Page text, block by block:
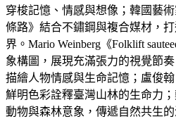
穿梭記憶、情感與想像；韓國藝
條路》結合不鏽鋼與複合媒材，
界。Mario Weinberg《Folklift
象構圖，展現充滿張力的視覺節
描繪人物情感與生命記憶；盧俊
鮮明色彩詮釋臺灣山林的生命力
動物與森林意象，傳遞自然共生